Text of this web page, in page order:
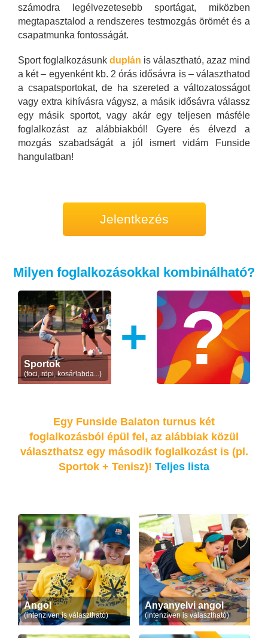
számodra legélvezetesebb sportágat, miközben
megtapasztalod a rendszeres testmozgás örömét és a
csapatmunka fontosságát.
Sport foglalkozásunk duplán is választható, azaz mind
a két – egyenként kb. 2 órás idősávra is – választhatod
a csapatsportokat, de ha szereted a változatosságot
vagy extra kihívásra vágysz, a másik idősávra válassz
egy másik sportot, vagy akár egy teljesen másféle
foglalkozást az alábbiakból! Gyere és élvezd a
mozgás szabadságát a jól ismert vidám Funside
hangulatban!
Jelentkezés
Milyen foglalkozásokkal kombinálható?
Sportok
(foci, röpi, kosárlabda...)
+
Egy Funside Balaton turnus két
foglalkozásból épül fel, az alábbiak közül
választhatsz egy második foglalkozást is (pl.
Sportok + Tenisz)! Teljes lista
Angol
(intenzíven is választható)
Anyanyelvi angol
(intenzíven is választható)